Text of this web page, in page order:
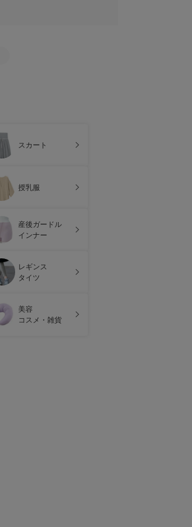
スカート
授乳服
産後ガードル
インナー
レギンス
タイツ
美容
コスメ・雑貨